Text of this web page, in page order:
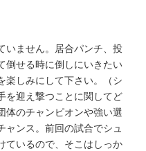
いません。居合パンチ、投
倒せる時に倒しにいきたい
楽しみにして下さい。（シ
を迎え撃つことに関してど
体のチャンピオンや強い選
ャンス。前回の試合でシュ
ているので、そこはしっか